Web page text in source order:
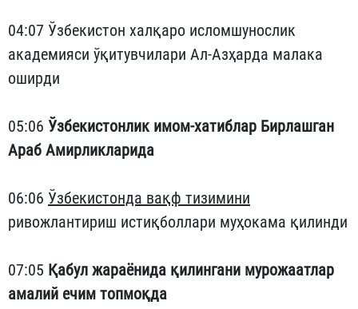
04:07 Ўзбекистон халқаро исломшунослик
академияси ўқитувчилари Ал-Азҳарда малака
оширди
05:06 Ўзбекистонлик имом-хатиблар Бирлашган
Араб Амирликларида
06:06 Ўзбекистонда вақф тизимини
ривожлантириш истиқболлари муҳокама қилинди
07:05 Қабул жараёнида қилингани мурожаатлар
амалий ечим топмоқда